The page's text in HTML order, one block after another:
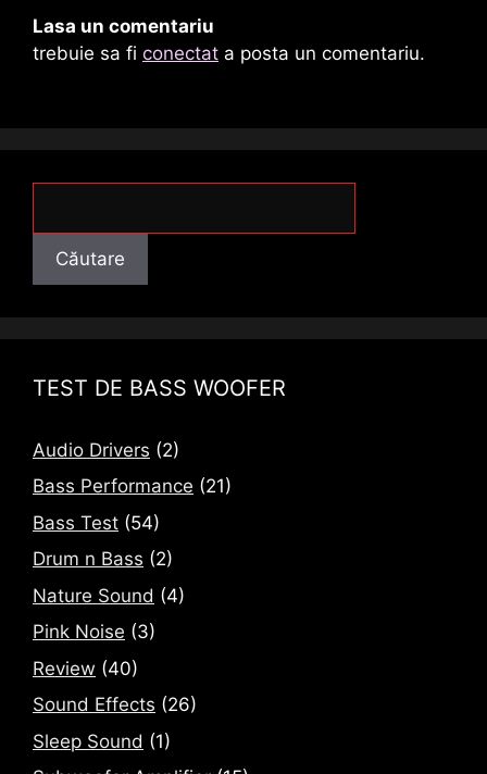
Lasa un comentariu
trebuie sa fi conectat a posta un comentariu.
Căutare
TEST DE BASS WOOFER
Audio Drivers (2)
Bass Performance (21)
Bass Test (54)
Drum n Bass (2)
Nature Sound (4)
Pink Noise (3)
Review (40)
Sound Effects (26)
Sleep Sound (1)